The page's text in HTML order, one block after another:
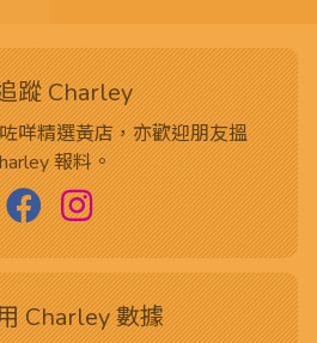
蹤 Charley
咩精選黃店，亦歡迎朋友搵
報料。
Charley 數據